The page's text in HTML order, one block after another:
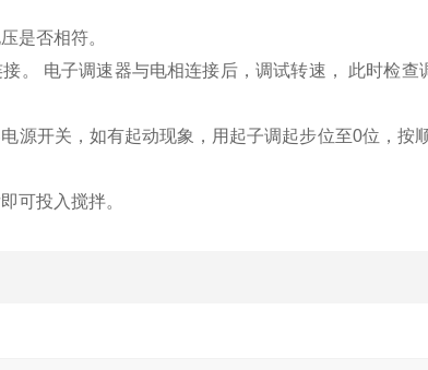
是否相符。
。 电子调速器与电相连接后，调试转速， 此时检查
源开关，如有起动现象，用起子调起步位至0位，按
可投入搅拌。